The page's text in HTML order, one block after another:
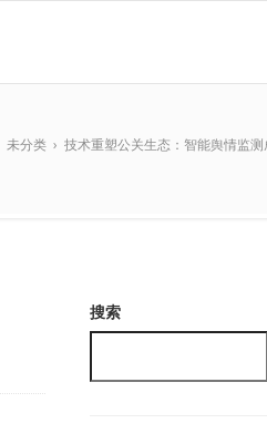
未分类 › 技术重塑公关生态：智能舆情监
搜索